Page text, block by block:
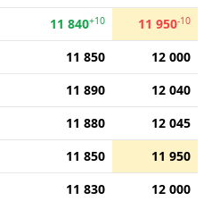
11 840+10 11 950-10
11 850
12 000
11 890
12 040
11 880
12 045
11 850
11 950
11 830
12 000